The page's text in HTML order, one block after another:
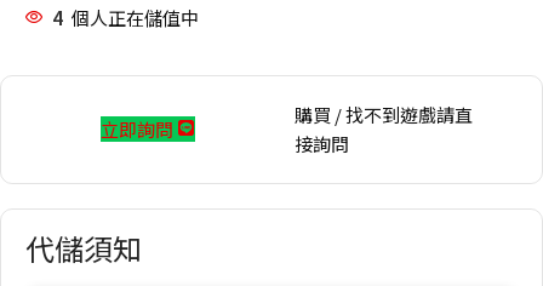
4 個人正在儲值中
立即詢問
購買 / 找不到遊戲請直
接詢問
代儲須知